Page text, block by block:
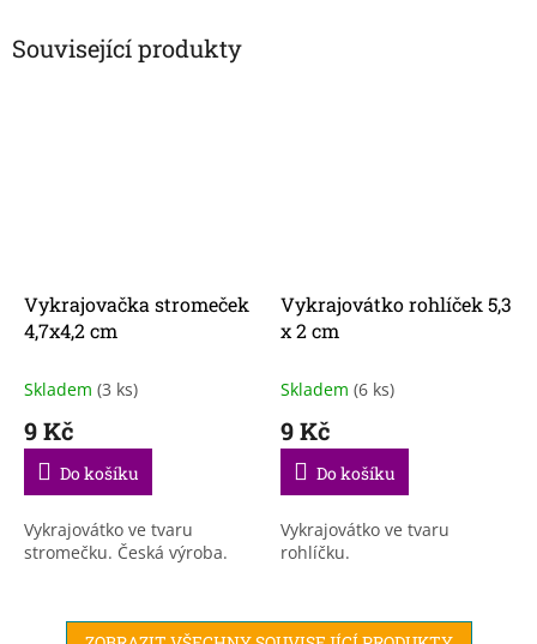
Související produkty
Vykrajovačka stromeček
4,7x4,2 cm
Skladem (3 ks)
9 Kč
Do košíku
Vykrajovátko ve tvaru
stromečku. Česká výroba.
Vykrajovátko rohlíček 5,3
x 2 cm
Skladem (6 ks)
9 Kč
Do košíku
Vykrajovátko ve tvaru
rohlíčku.